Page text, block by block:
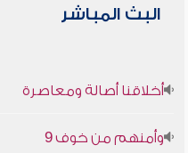
البث المباشر
أخلاقنا أصالة ومعاصرة
وأمنهم من خوف 9